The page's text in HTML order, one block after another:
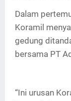
Dalam
Koramil
gedung
bersama PT
“Ini urusan